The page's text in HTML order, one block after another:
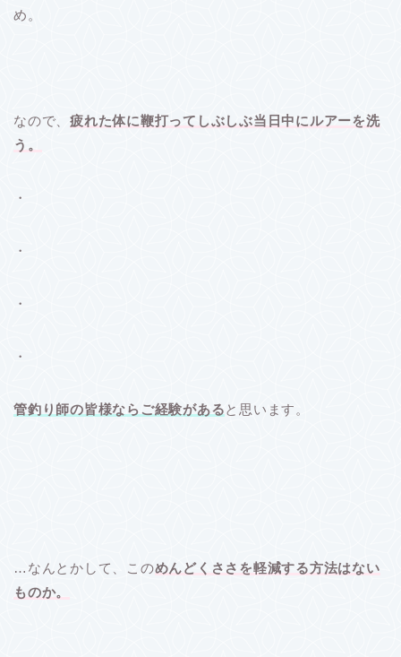
め。
なので、疲れた体に鞭打ってしぶしぶ当日中にルアーを洗
う。
・
・
・
・
管釣り師の皆様ならご経験があると思います。
…なんとかして、このめんどくささを軽減する方法はない
ものか。